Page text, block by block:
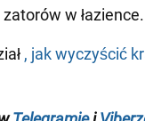
w łazience.
, jak wyczyścić